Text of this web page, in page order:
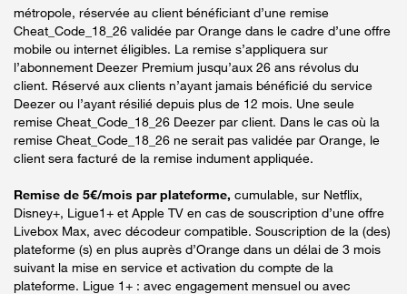
métropole, réservée au client bénéficiant d’une remise
Cheat_Code_18_26 validée par Orange dans le cadre d’une offre
mobile ou internet éligibles. La remise s’appliquera sur
l’abonnement Deezer Premium jusqu’aux 26 ans révolus du
client. Réservé aux clients n’ayant jamais bénéficié du service
Deezer ou l’ayant résilié depuis plus de 12 mois. Une seule
remise Cheat_Code_18_26 Deezer par client. Dans le cas où la
remise Cheat_Code_18_26 ne serait pas validée par Orange, le
client sera facturé de la remise indument appliquée.
Remise de 5€/mois par plateforme, cumulable, sur Netflix,
Disney+, Ligue1+ et Apple TV en cas de souscription d’une offre
Livebox Max, avec décodeur compatible. Souscription de la (des)
plateforme (s) en plus auprès d’Orange dans un délai de 3 mois
suivant la mise en service et activation du compte de la
plateforme. Ligue 1+ : avec engagement mensuel ou avec